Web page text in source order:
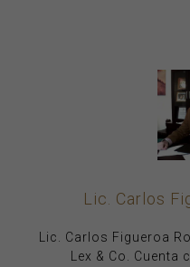
Lic. Carlos
Lic. Carlos Figueroa
Lex & Co.